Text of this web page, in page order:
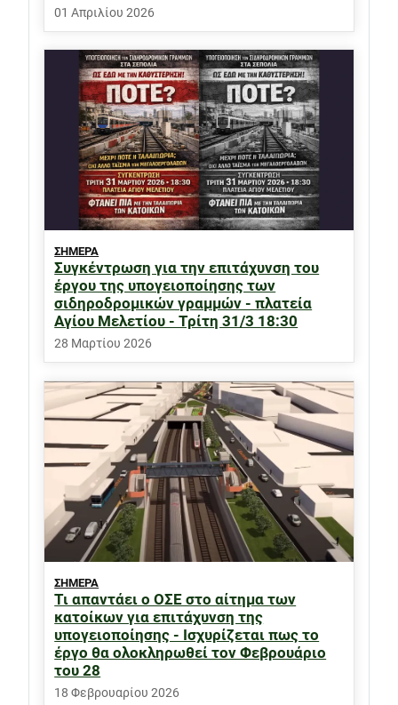
01 Απριλίου 2026
ΣΗΜΕΡΑ
Συγκέντρωση για την επιτάχυνση του
έργου της υπογειοποίησης των
σιδηροδρομικών γραμμών - πλατεία
Αγίου Μελετίου - Τρίτη 31/3 18:30
28 Μαρτίου 2026
ΣΗΜΕΡΑ
Τι απαντάει ο ΟΣΕ στο αίτημα των
κατοίκων για επιτάχυνση της
υπογειοποίησης - Ισχυρίζεται πως το
έργο θα ολοκληρωθεί τον Φεβρουάριο
του 28
18 Φεβρουαρίου 2026